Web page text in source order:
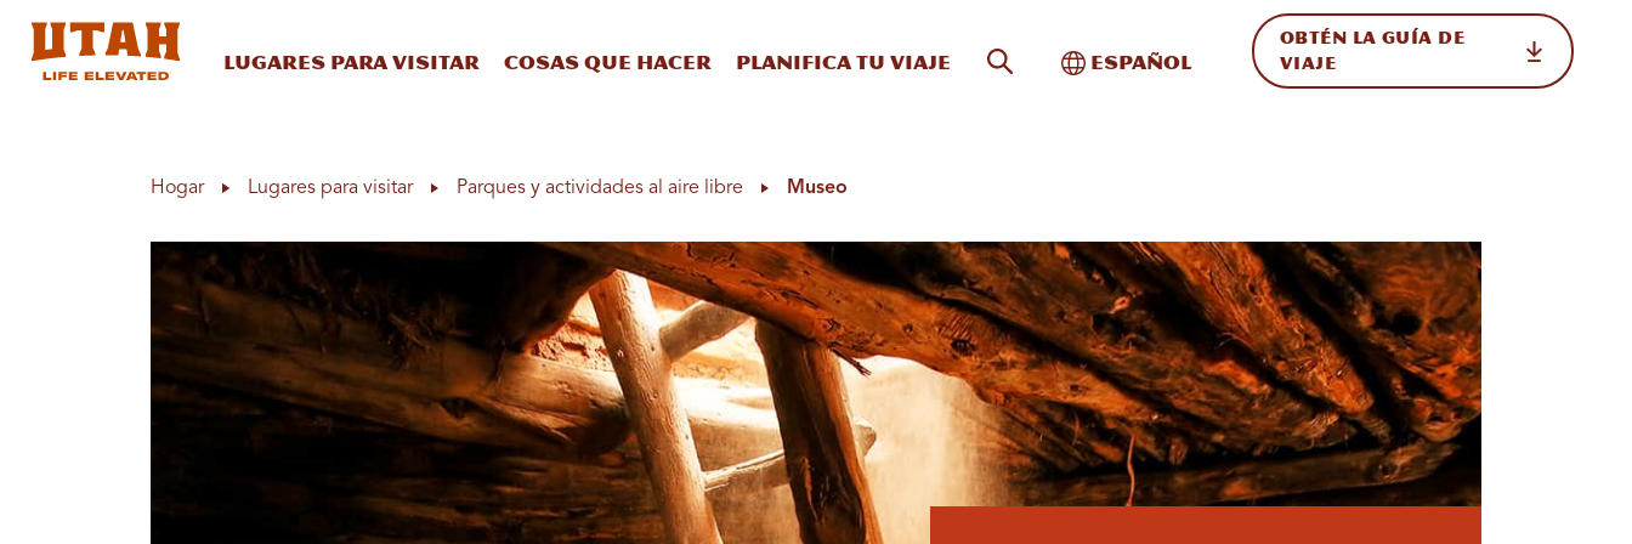
Lugares para visitar Cosas que hacer Planifica tu viaje Búsqueda en el sitio
Alternar Internacional
Español
OBTÉN LA GUÍA DE
VIAJE
Hogar Lugares para visitar Parques y actividades al aire libre Museo